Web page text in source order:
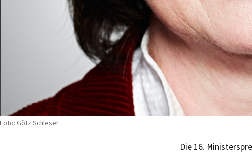
Foto: Götz Schleser
Die 16.